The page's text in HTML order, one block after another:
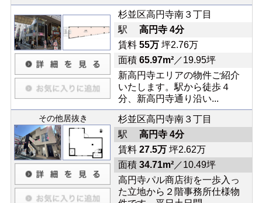
杉並区高円寺南３丁目
駅 高円寺 4分
賃料 55万坪2.76万
面積 65.97m²／19.95坪
新高円寺エリアの物件ご紹介
いたします。駅から徒歩４
分、新高円寺通り沿い...
その他居抜き
杉並区高円寺南３丁目
駅 高円寺 4分
賃料 27.5万坪2.62万
面積 34.71m²／10.49坪
高円寺パル商店街を一歩入っ
た立地から２階事務所仕様物